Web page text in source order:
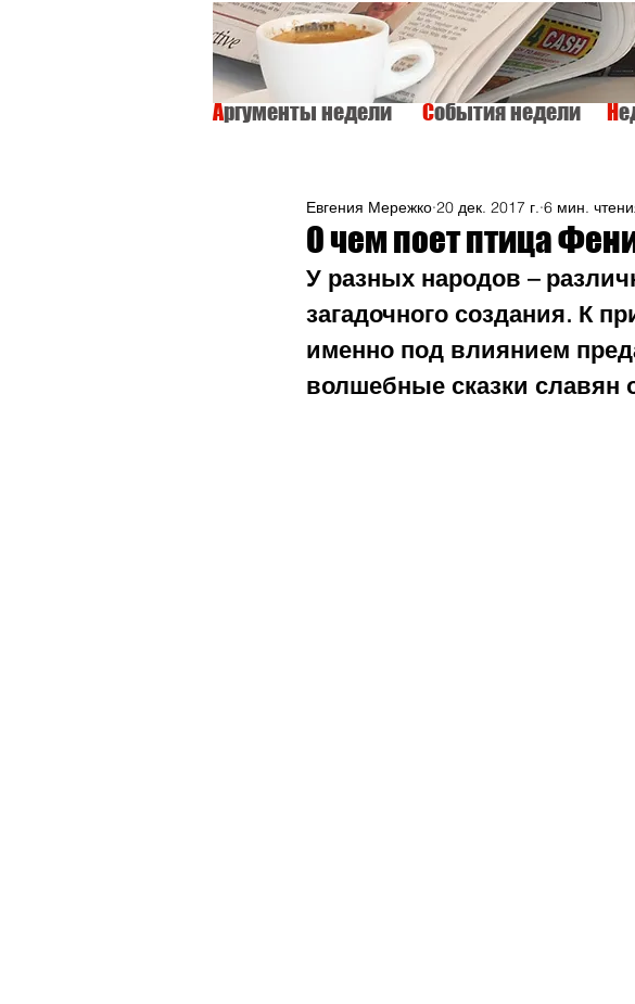
Аргументы неделиСобытия неделиН
О чем поет птица
Евгения Мережко 20 дек. 2017 г. 6 мин.
У разных народов –
загадочного создания. К
именно под влиянием
волшебные сказки